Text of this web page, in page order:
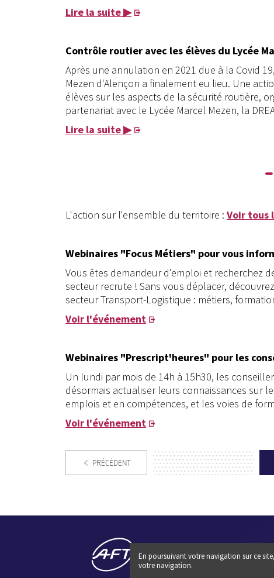
Lire la suite ▶
Contrôle routier avec les élèves du Lycée
Après une annulation en 2021 due à la Covid
Mezen d'Alençon a finalement eu lieu. Une
élèves sur les aspects de la sécurité routière,
partenariat avec le Lycée Marcel Mezen, la
Lire la suite ▶
L'action sur l'ensemble du territoire : Voir tous
Webinaires "Focus Métiers" pour vous
Vous êtes demandeur d'emploi et recherchez
secteur recrute ! Sans vous déplacer,
secteur Transport-Logistique : métiers,
Voir l'événement
Webinaires "Prescript'heures" pour les
Un lundi par mois de 14h à 15h30, les
désormais actualiser leurs connaissances sur
emplois et en compétences, et les voies de
Voir l'événement
PRÉCÉDENT
En poursuivant votre navigation sur ce
votre navigation.